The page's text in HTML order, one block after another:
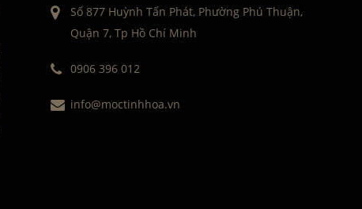
Số 877 Huỳnh Tấn Phát, Phường Phú Thuận,
Quận 7, Tp Hồ Chí Minh
0906 396 012
info@moctinhhoa.vn